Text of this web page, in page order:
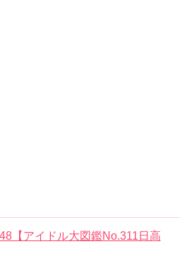
【アイドル大図鑑No.311日高